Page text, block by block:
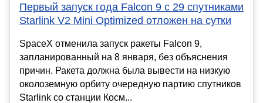
Первый запуск года Falcon 9 с 29 спутниками
Starlink V2 Mini Optimized отложен на сутки
SpaceX отменила запуск ракеты Falcon 9,
запланированный на 8 января, без объяснения
причин. Ракета должна была вывести на низкую
околоземную орбиту очередную партию спутников
Starlink со станции Косм...